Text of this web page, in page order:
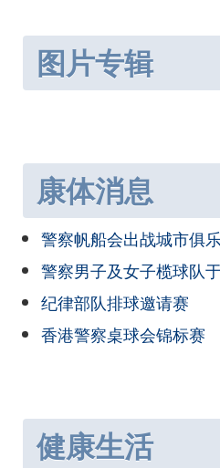
图片专辑
康体消息
警察帆船会出战城市俱
警察男子及女子榄球队
纪律部队排球邀请赛
香港警察桌球会锦标赛
健康生活